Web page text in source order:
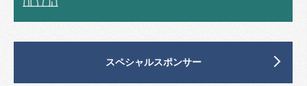
スペシャルスポンサー